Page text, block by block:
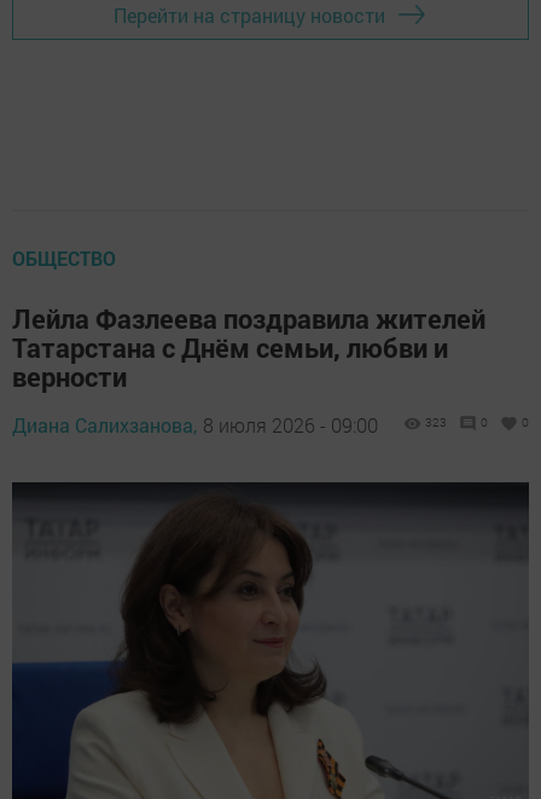
Перейти на страницу новости
ОБЩЕСТВО
Лейла Фазлеева поздравила жителей
Татарстана с Днём семьи, любви и
верности
Диана Салихзанова, 8 июля 2026 - 09:00 323 0 0